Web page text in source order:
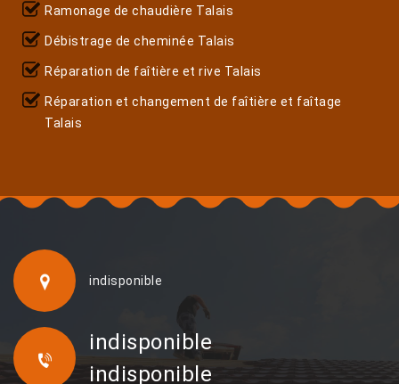
Ramonage de chaudière Talais
Débistrage de cheminée Talais
Réparation de faîtière et rive Talais
Réparation et changement de faîtière et faîtage
Talais
indisponible
indisponible
indisponible